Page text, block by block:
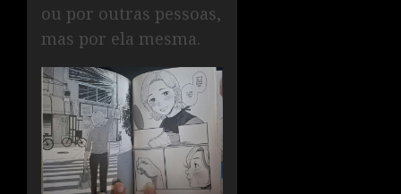
ou por outras pessoas,
mas por ela mesma.